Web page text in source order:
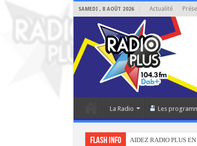
SAMEDI , 8 AOÛT 2026 Actualité
La Radio Les
Flash info AIDEZ RADIO PLUS